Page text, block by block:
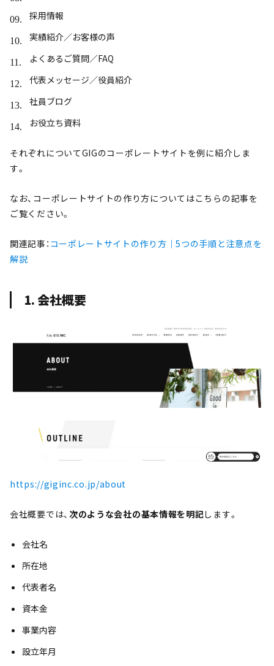
採用情報
実績紹介／お客様の声
よくあるご質問／FAQ
代表メッセージ／役員紹介
社員ブログ
お役立ち資料
それぞれについてGIGのコーポレートサイトを例に紹介しま
す。
なお、コーポレートサイトの作り方についてはこちらの記事を
ご覧ください。
関連記事：コーポレートサイトの作り方｜5つの手順と注意点を
解説
1. 会社概要
https://giginc.co.jp/about
会社概要では、 次のような会社の基本情報を明記します。
会社名
所在地
代表者名
資本金
事業内容
設立年月